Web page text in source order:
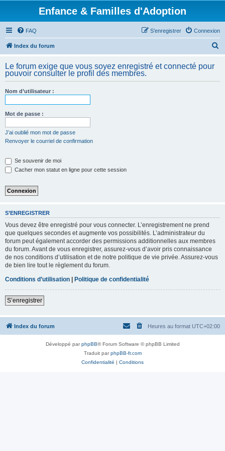
Enfance & Familles d'Adoption
FAQ Connexion
S’enregistrer
Index du forum
h
Le forum exige que vous soyez enregistré et connecté pour
pouvoir consulter le profil des membres.
Nom d’utilisateur :
Mot de passe :
J’ai oublié mon mot de passe
Renvoyer le courriel de confirmation
Se souvenir de moi
Cacher mon statut en ligne pour cette session
S’ENREGISTRER
Vous devez être enregistré pour vous connecter. L’enregistrement ne prend
que quelques secondes et augmente vos possibilités. L’administrateur du
forum peut également accorder des permissions additionnelles aux membres
du forum. Avant de vous enregistrer, assurez-vous d’avoir pris connaissance
de nos conditions d’utilisation et de notre politique de vie privée. Assurez-vous
de bien lire tout le règlement du forum.
Conditions d’utilisation | Politique de confidentialité
S’enregistrer
Index du forum Heures au format UTC+02:00
Développé parphpBB® Forum Software © phpBB Limited
Traduit parphpBB-fr.com
Confidentialité | Conditions